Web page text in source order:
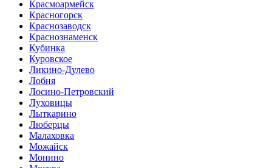
Красмоармейск
Красногорск
Краснозаводск
Краснознаменск
Кубинка
Куровское
Ликино-Дулево
Лобня
Лосино-Петровский
Луховицы
Лыткарино
Люберцы
Малаховка
Можайск
Монино